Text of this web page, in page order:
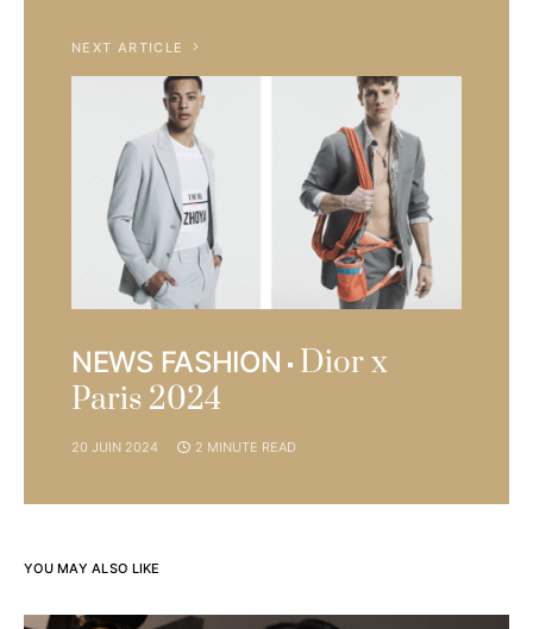
NEXT ARTICLE
NEWS FASHION
Dior x
Paris 2024
20 JUIN 2024 2 MINUTE READ
YOU MAY ALSO LIKE